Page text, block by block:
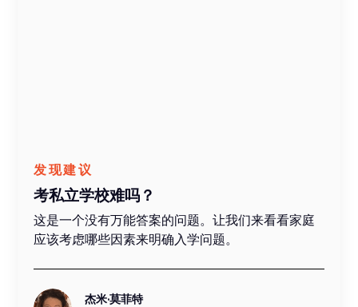
发现建议
考私立学校难吗？
这是一个没有万能答案的问题。让我们来看看家庭
应该考虑哪些因素来明确入学问题。
杰米·莫菲特